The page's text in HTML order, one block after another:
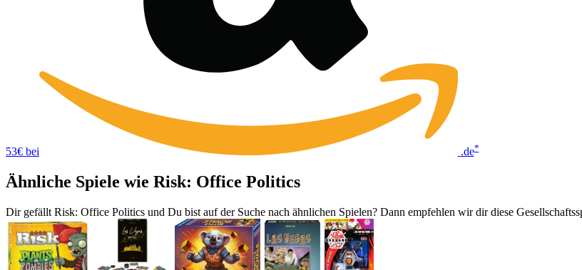
53€ bei .de*
Ähnliche Spiele wie Risk: Office Politics
Dir gefällt Risk: Office Politics und Du bist auf der Suche nach ähnlichen Spielen? Dann empfehlen wir dir diese